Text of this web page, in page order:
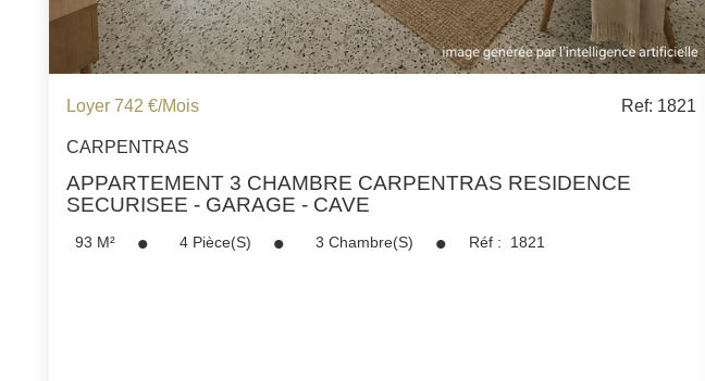
Loyer 742 €/mois Ref: 1821
CARPENTRAS
APPARTEMENT 3 CHAMBRE CARPENTRAS RESIDENCE
SECURISEE - GARAGE - CAVE
93 M² 4 Pièce(s) 3 Chambre(s) Réf : 1821